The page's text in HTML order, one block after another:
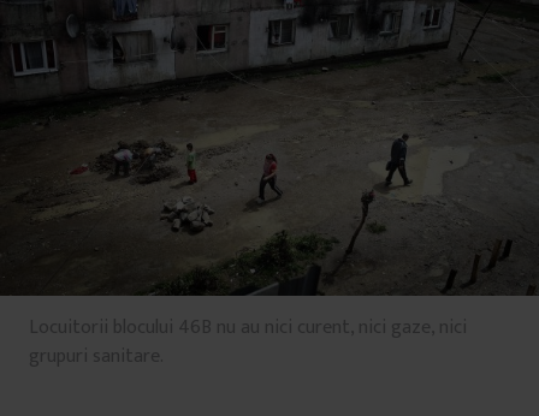
Locuitorii blocului 46B nu au nici curent, nici gaze, nici
grupuri sanitare.